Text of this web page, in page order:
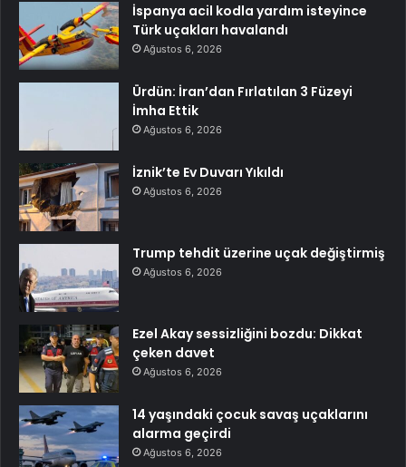
İspanya acil kodla yardım isteyince
Türk uçakları havalandı
Ağustos 6, 2026
Ürdün: İran’dan Fırlatılan 3 Füzeyi
İmha Ettik
Ağustos 6, 2026
İznik’te Ev Duvarı Yıkıldı
Ağustos 6, 2026
Trump tehdit üzerine uçak değiştirmiş
Ağustos 6, 2026
Ezel Akay sessizliğini bozdu: Dikkat
çeken davet
Ağustos 6, 2026
14 yaşındaki çocuk savaş uçaklarını
alarma geçirdi
Ağustos 6, 2026